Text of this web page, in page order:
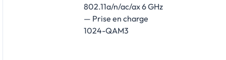
802.11a/n/ac/ax 6 GHz
— Prise en charge
1024-QAM3